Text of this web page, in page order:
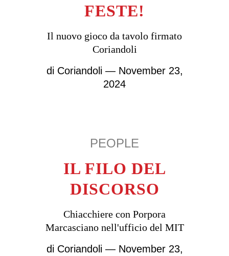
FESTE!
Il nuovo gioco da tavolo firmato
Coriandoli
di Coriandoli— November 23,
2024
PEOPLE
IL FILO DEL
DISCORSO
Chiacchiere con Porpora
Marcasciano nell'ufficio del MIT
di Coriandoli— November 23,